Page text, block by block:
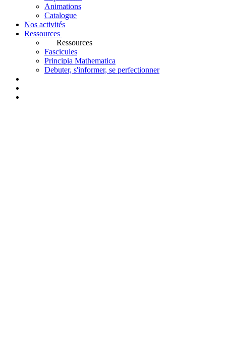
Animations
Catalogue
Nos activités
Ressources
Ressources
Fascicules
Principia Mathematica
Debuter, s'informer, se perfectionner